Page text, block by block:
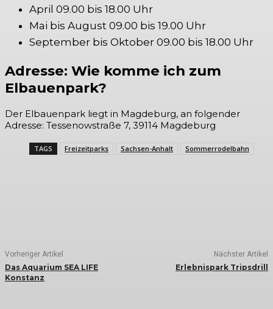
April 09.00 bis 18.00 Uhr
Mai bis August 09.00 bis 19.00 Uhr
September bis Oktober 09.00 bis 18.00 Uhr
Adresse: Wie komme ich zum
Elbauenpark?
Der Elbauenpark liegt in Magdeburg, an folgender
Adresse: Tessenowstraße 7, 39114 Magdeburg
TAGS Freizeitparks Sachsen-Anhalt Sommerrodelbahn
Vorheriger Artikel
Das Aquarium SEA LIFE
Konstanz
Nächster Artikel
Erlebnispark Tripsdrill